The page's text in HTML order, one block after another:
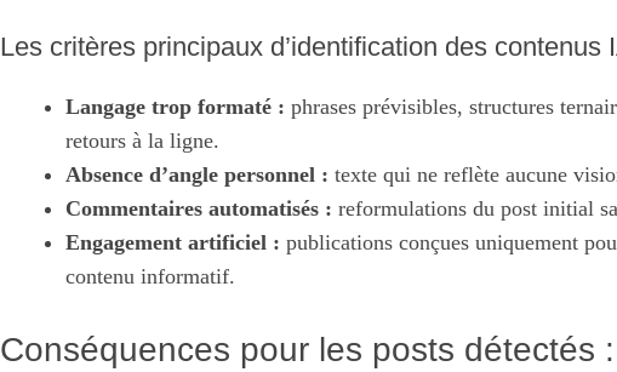
Les critères principaux d’identification des contenus
Langage trop formaté : phrases prévisibles, structures
retours à la ligne.
Absence d’angle personnel : texte qui ne reflète aucune
Commentaires automatisés : reformulations du post initial
Engagement artificiel : publications conçues uniquement
contenu informatif.
Conséquences pour les posts détectés